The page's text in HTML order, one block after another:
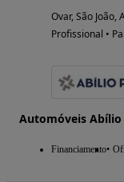
Ovar, São João,
Profissional •
Automóveis Abílio
Financiamento